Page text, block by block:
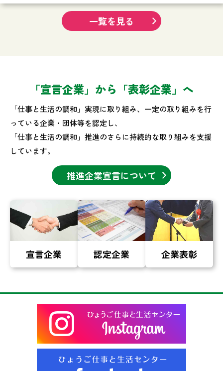
一覧を見る
「宣言企業」から「表彰企業」へ
「仕事と生活の調和」実現に取り組み、一定の取り組みを行
っている企業・団体等を認定し、
「仕事と生活の調和」推進のさらに持続的な取り組みを支援
しています。
推進企業宣言について
宣言企業 認定企業 企業表彰